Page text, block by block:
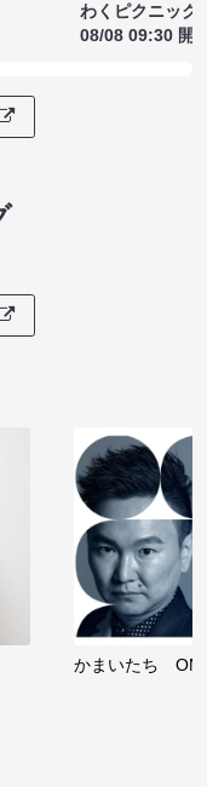
わくピクニック
08/08 09:30 開
かまいたち